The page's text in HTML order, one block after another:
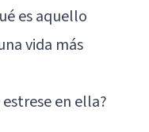
es aquello
vida más
en ella?